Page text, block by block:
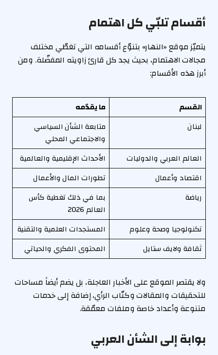
أقسام تلبّي كل اهتمام
يتميّز موقع «النهار» بتنوّع أقسامه التي تغطّي مختلف
مجالات الاهتمام، بحيث يجد كل قارئ زاويته المفضّلة. ومن
أبرز هذه الأقسام:
القسم
ما يقدّمه
لبنان
متابعة الشأن السياسي
والاجتماعي المحلي
العالم العربي والدوليات
الأحداث الإقليمية والعالمية
اقتصاد وأعمال
تطورات المال والأعمال
رياضة
بما في ذلك تغطية كأس
العالم 2026
تكنولوجيا وصحة وعلوم
المستجدات العلمية والتقنية
ثقافة ولايف ستايل
المحتوى الفكري والحياتي
ولا يقتصر الموقع على الأخبار العاجلة، بل يضم أيضاً مساحات
للتحقيقات والمقالات وكتّاب الرأي، إضافة إلى خدمات
متنوعة وأعداد خاصة وملفات معمّقة.
بوابة إلى الشأن العربي